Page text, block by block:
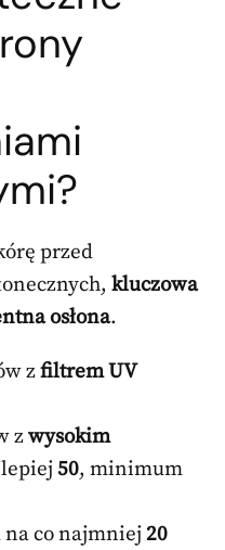
przed
kluczowa
osłona.
zfiltrem UV
zwysokim
50, minimum
na co najmniej 20